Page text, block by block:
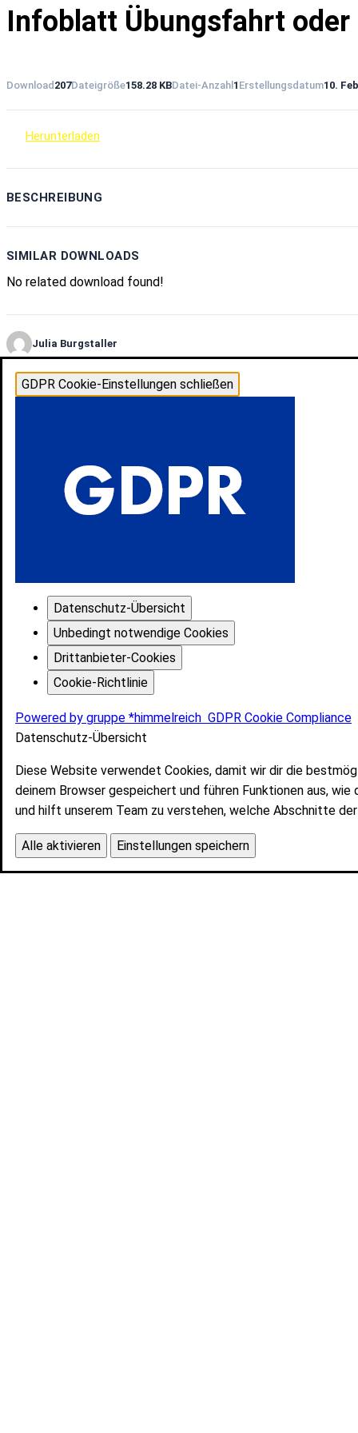
Infoblatt Übungsfahrt oder
Download 207Dateigröße158.28 KBDatei-Anzahl 1 Erstellungsdatum10.
Herunterladen
BESCHREIBUNG
SIMILAR DOWNLOADS
No related download found!
Julia Burgstaller
GDPR Cookie-Einstellungen schließen
Datenschutz-Übersicht
Unbedingt notwendige Cookies
Drittanbieter-Cookies
Cookie-Richtlinie
Powered by gruppe *himmelreich GDPR Cookie Compliance
Datenschutz-Übersicht
Diese Website verwendet Cookies, damit wir dir die
deinem Browser gespeichert und führen Funktionen aus,
und hilft unserem Team zu verstehen, welche Abschnitte
Alle aktivieren Einstellungen speichern